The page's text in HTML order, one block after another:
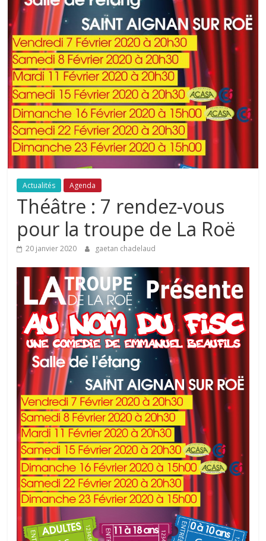
Actualités Agenda
Théâtre : 7 rendez-vous
pour la troupe de La Roë
20 janvier 2020 gaetan chadelaud